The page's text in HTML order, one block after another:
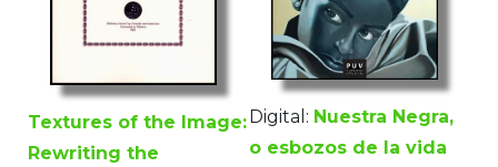
Textures of the Image:
Rewriting the
Digital: Nuestra Negra,
o esbozos de la vida